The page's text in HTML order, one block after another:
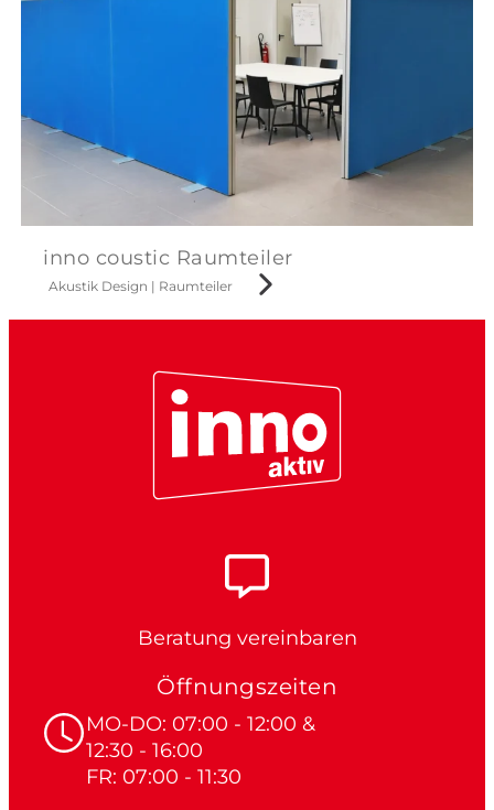
inno coustic Raumteiler
Akustik Design | Raumteiler
Beratung vereinbaren
Öffnungszeiten
MO-DO: 07:00 - 12:00 &
12:30 - 16:00
FR: 07:00 - 11:30